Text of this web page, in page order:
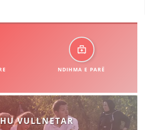
DHE ZHVILLIMI
KUVENDI
DHE STRUKTURA ORGANIZATIVE
NDIHMA E PARË
VULLNETAR